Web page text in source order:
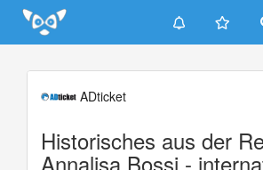
Update cookies preferences
ADticket
Historisches aus der
Annalisa Bossi -